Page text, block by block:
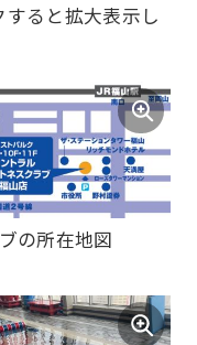
ると拡大表示し
の所在地図